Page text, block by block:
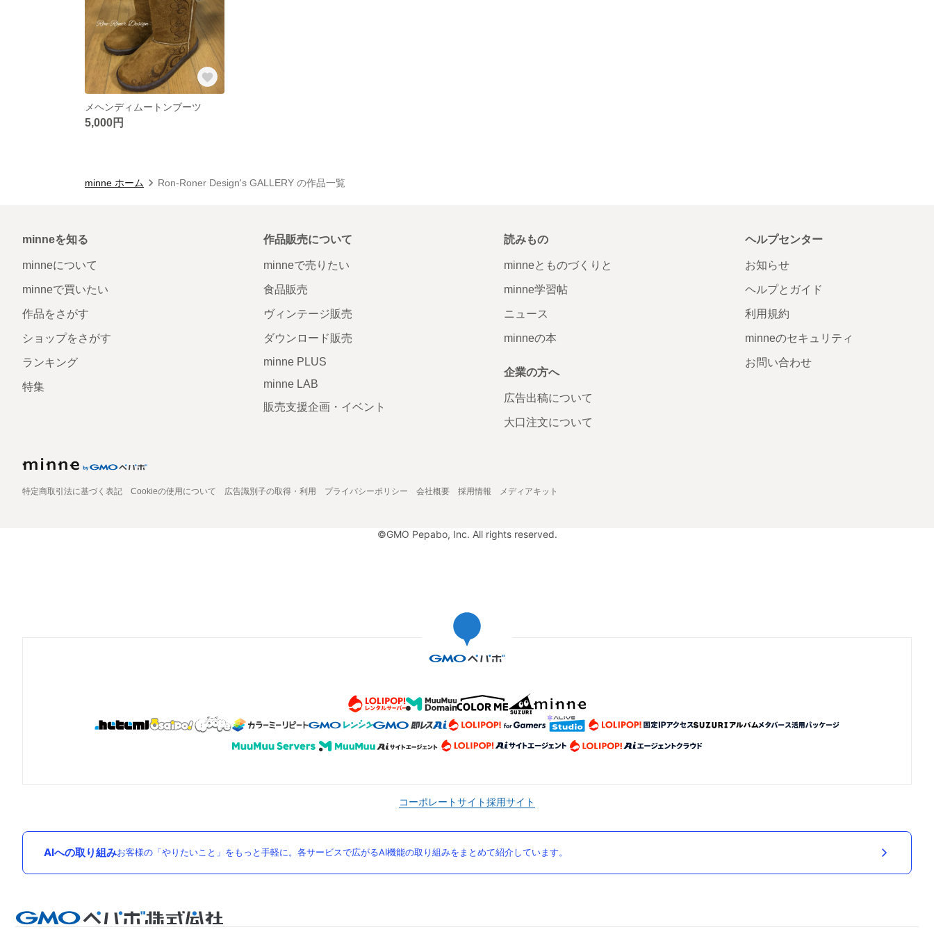
メヘンディムートンブーツ
5,000円
minne ホーム Ron-Roner Design's GALLERY の作品一覧
minneを知る
minneについて
minneで買いたい
作品をさがす
ショップをさがす
ランキング
特集
作品販売について
minneで売りたい
食品販売
ヴィンテージ販売
ダウンロード販売
minne PLUS
minne LAB
販売支援企画・イベント
読みもの
minneとものづくりと
minne学習帖
ニュース
minneの本
企業の方へ
広告出稿について
大口注文について
ヘルプセンター
お知らせ
ヘルプとガイド
利用規約
minneのセキュリティ
お問い合わせ
特定商取引法に基づく表記 Cookieの使用について 広告識別子の取得・利用 プライバシーポリシー 会社概要 採用情報 メディアキット
©GMO Pepabo, Inc. All rights reserved.
コーポレートサイト採用サイト
AIへの取り組みお客様の「やりたいこと」をもっと手軽に。各サービスで広がるAI機能の取り組みをまとめて紹介しています。